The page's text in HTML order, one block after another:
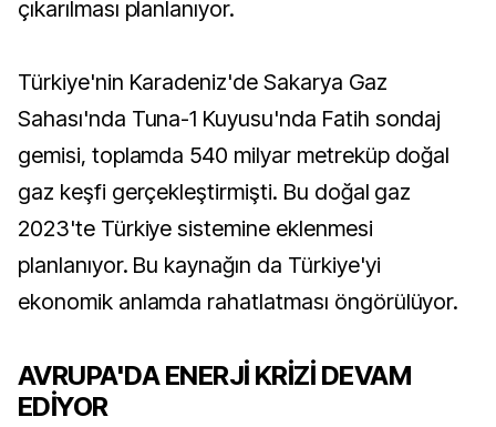
çıkarılması planlanıyor.
Türkiye'nin Karadeniz'de Sakarya Gaz
Sahası'nda Tuna-1 Kuyusu'nda Fatih sondaj
gemisi, toplamda 540 milyar metreküp doğal
gaz keşfi gerçekleştirmişti. Bu doğal gaz
2023'te Türkiye sistemine eklenmesi
planlanıyor. Bu kaynağın da Türkiye'yi
ekonomik anlamda rahatlatması öngörülüyor.
AVRUPA'DA ENERJİ KRİZİ DEVAM
EDİYOR